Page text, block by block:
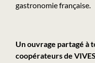
gastronomie française.
Un ouvrage partagé à
coopérateurs de